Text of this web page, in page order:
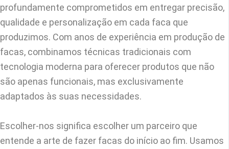
profundamente comprometidos em entregar precisão,
qualidade e personalização em cada faca que
produzimos. Com anos de experiência em produção de
facas, combinamos técnicas tradicionais com
tecnologia moderna para oferecer produtos que não
são apenas funcionais, mas exclusivamente
adaptados às suas necessidades.
Escolher-nos significa escolher um parceiro que
entende a arte de fazer facas do início ao fim. Usamos